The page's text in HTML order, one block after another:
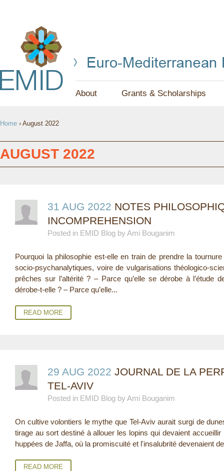
About Grants & Scholarships
U
A
Home › August 2022
AUGUST 2022
31 AUG 2022 NOTES
INCOMPREHENSION
Posted in EMID Blog by Ami Bouganim
Pourquoi la philosophie est-elle en train de prendre la
socio-psychanalytiques, voire de vulgarisations théologico-
prêches sur l’altérité ? – Parce qu’elle se dérobe à l’étude
dérobe-t-elle ? – Parce qu’elle...
READ MORE
29 AUG 2022 JOURNAL DE LA
TEL-AVIV
Posted in EMID Blog by Ami Bouganim
On cultive volontiers le mythe que Tel-Aviv aurait surgi de
tirage au sort destiné à allouer les lopins qui devaient
huppées de Jaffa, où la promiscuité et l'insalubrité devenaient
READ MORE